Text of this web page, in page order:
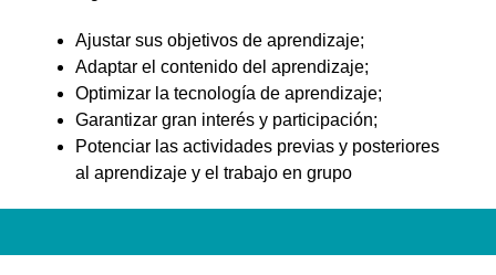
Ajustar sus objetivos de aprendizaje;
Adaptar el contenido del aprendizaje;
Optimizar la tecnología de aprendizaje;
Garantizar gran interés y participación;
Potenciar las actividades previas y posteriores
al aprendizaje y el trabajo en grupo